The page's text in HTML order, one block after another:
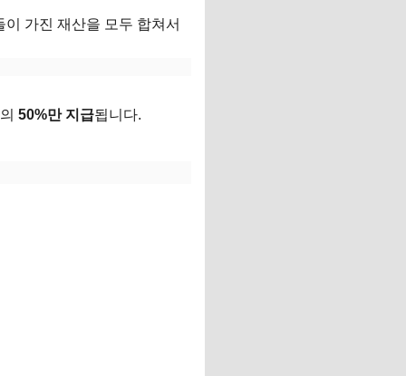
가진 재산을 모두 합쳐서
50%만 지급됩니다.